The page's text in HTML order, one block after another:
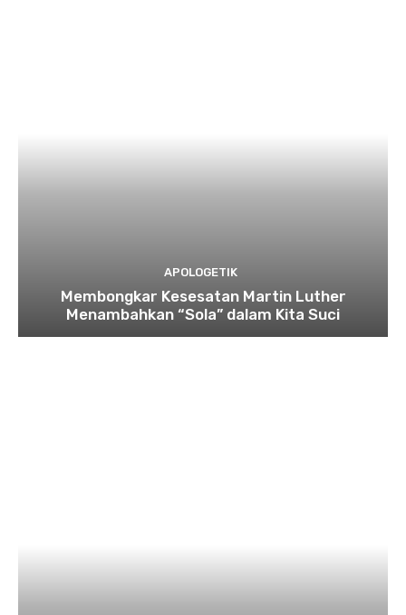
APOLOGETIK
Membongkar Kesesatan Martin Luther
Menambahkan “Sola” dalam Kita Suci